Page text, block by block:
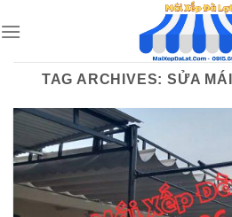
to
TAG ARCHIVES:SỬA